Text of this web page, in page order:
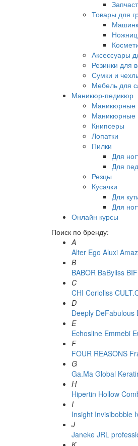
Товары для
Аксессуары
Резинки для
Сумки и
Мебель для
Маникюр-педикюр
Маникюрные
Маникюрные
Книпсеры
Лопатки
Пилки
Для
Для
Резцы
Кусачки
Для
Для
Онлайн курсы
Поиск по бренду:
A
Alter Ego Aluxi
B
BABOR BaByliss
C
CHI Corioliss
D
Deeply DeFabulous
E
Echosline Emmebi
F
FOUR REASONS
G
Ga.Ma Global
H
Hipertin Hollow
I
Insight Invisibobble
J
Janeke JRL